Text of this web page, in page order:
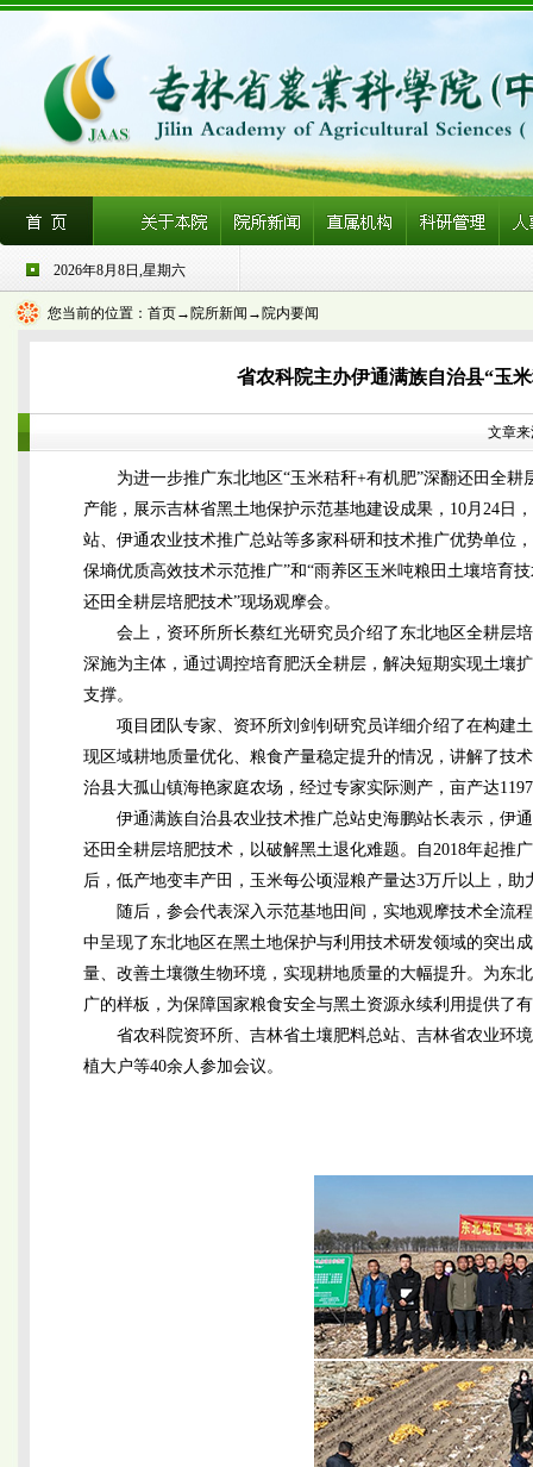
2026年8月8日,星期六
您当前的位置： 首页→院所新闻→院内要闻
省农科院主办伊通满族自治县“玉
文章
为进一步推广东北地区“玉米秸秆+有机肥”深翻还田全
产能，展示吉林省黑土地保护示范基地建设成果，10月24日
站、伊通农业技术推广总站等多家科研和技术推广优势单位
保墒优质高效技术示范推广”和“雨养区玉米吨粮田土壤培育
还田全耕层培肥技术”现场观摩会。
会上，资环所所长蔡红光研究员介绍了东北地区全耕层
深施为主体，通过调控培育肥沃全耕层，解决短期实现土壤
支撑。
项目团队专家、资环所刘剑钊研究员详细介绍了在构建
现区域耕地质量优化、粮食产量稳定提升的情况，讲解了技
治县大孤山镇海艳家庭农场，经过专家实际测产，亩产达
伊通满族自治县农业技术推广总站史海鹏站长表示，伊
还田全耕层培肥技术，以破解黑土退化难题。自2018年起推
后，低产地变丰产田，玉米每公顷湿粮产量达3万斤以上，
随后，参会代表深入示范基地田间，实地观摩技术全流
中呈现了东北地区在黑土地保护与利用技术研发领域的突出
量、改善土壤微生物环境，实现耕地质量的大幅提升。为东
广的样板，为保障国家粮食安全与黑土资源永续利用提供了
省农科院资环所、吉林省土壤肥料总站、吉林省农业环
植大户等40余人参加会议。